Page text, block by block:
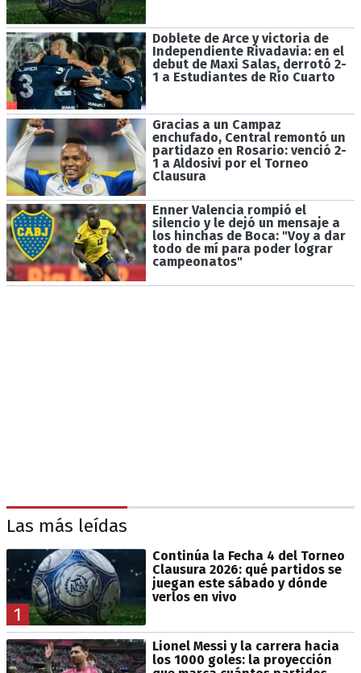
Doblete de Arce y victoria de
Independiente Rivadavia: en el
debut de Maxi Salas, derrotó 2-
1 a Estudiantes de Río Cuarto
Gracias a un Campaz
enchufado, Central remontó un
partidazo en Rosario: venció 2-
1 a Aldosivi por el Torneo
Clausura
Enner Valencia rompió el
silencio y le dejó un mensaje a
los hinchas de Boca: "Voy a dar
todo de mí para poder lograr
campeonatos"
Las más leídas
1
Continúa la Fecha 4 del Torneo
Clausura 2026: qué partidos se
juegan este sábado y dónde
verlos en vivo
Lionel Messi y la carrera hacia
los 1000 goles: la proyección